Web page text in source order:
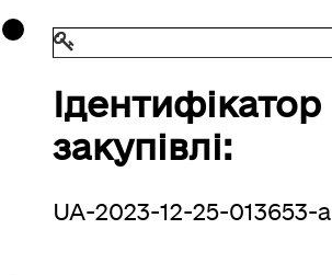
Ідентифікатор
закупівлі:
UA-2023-12-25-013653-a